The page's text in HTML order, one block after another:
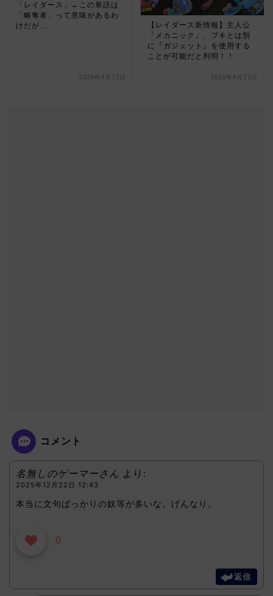
「レイダース」←この単語は
「略奪者」って意味があるわ
けだが…
2026年4月25日
【レイダース新情報】主人公
「メカニック」、ブキとは別
に『ガジェット』を使用する
ことが可能だと判明！！
2026年4月23日
コメント
名無しのゲーマーさん より:
2025年12月22日 12:43
本当に文句ばっかりの奴等が多いな。げんなり。
0
返信